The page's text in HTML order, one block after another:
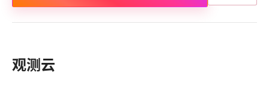
观测云